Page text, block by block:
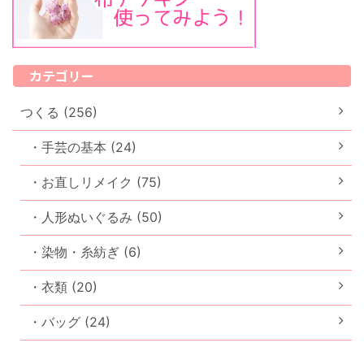
カテゴリー
つくる (256)
・手芸の基本 (24)
・お直しリメイク (75)
・人形ぬいぐるみ (50)
・染物・糸紡ぎ (6)
・衣類 (20)
・バッグ (24)